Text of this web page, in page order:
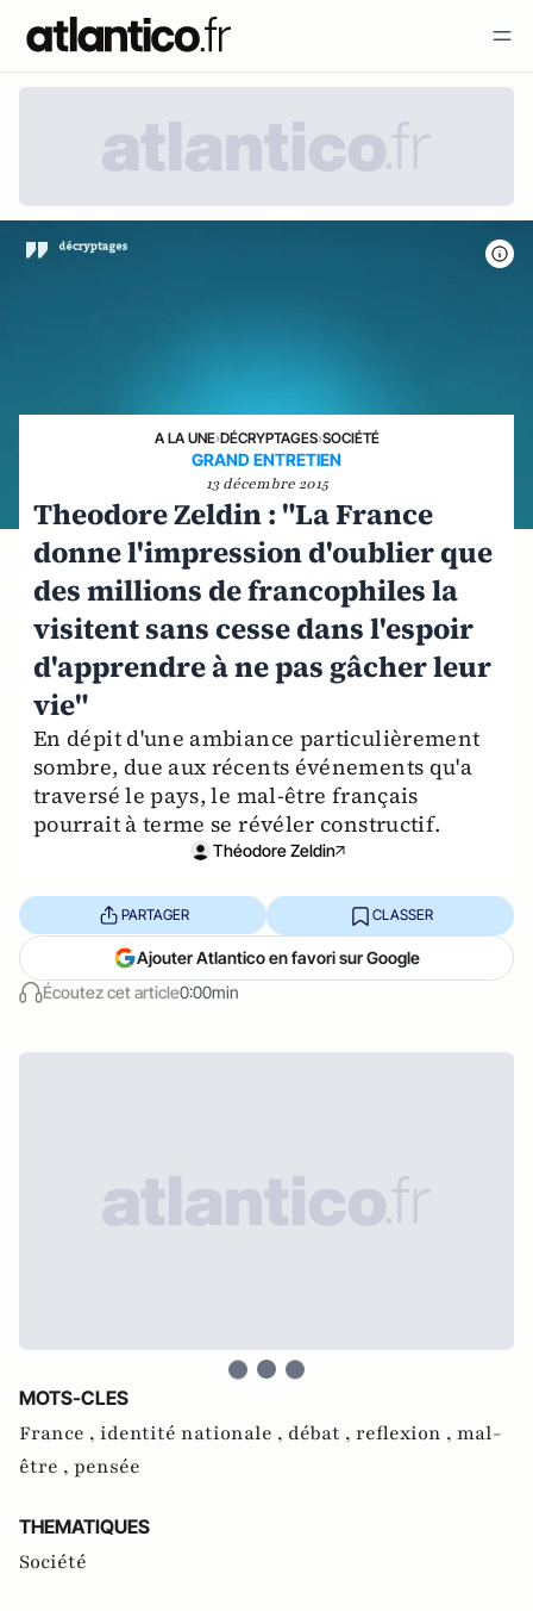
A LA UNE›DÉCRYPTAGES›SOCIÉTÉ
GRAND ENTRETIEN
13 décembre 2015
Theodore Zeldin : "La France
donne l'impression d'oublier que
des millions de francophiles la
visitent sans cesse dans l'espoir
d'apprendre à ne pas gâcher leur
vie"
En dépit d'une ambiance particulièrement
sombre, due aux récents événements qu'a
traversé le pays, le mal-être français
pourrait à terme se révéler constructif.
Théodore Zeldin
Écoutez cet article0:00min
PARTAGER CLASSER
Ajouter Atlantico en favori sur Google
MOTS-CLES
France , identité nationale , débat , reflexion , mal-
être , pensée
THEMATIQUES
Société